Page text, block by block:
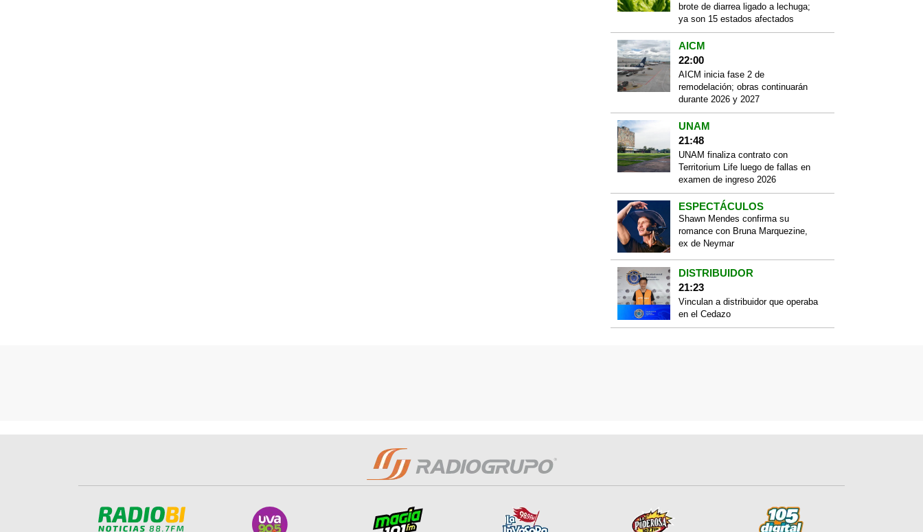
brote de diarrea ligado a lechuga;
ya son 15 estados afectados
AICM
22:00
AICM inicia fase 2 de
remodelación; obras continuarán
durante 2026 y 2027
UNAM
21:48
UNAM finaliza contrato con
Territorium Life luego de fallas en
examen de ingreso 2026
ESPECTÁCULOS
Shawn Mendes confirma su
romance con Bruna Marquezine,
ex de Neymar
DISTRIBUIDOR
21:23
Vinculan a distribuidor que operaba
en el Cedazo